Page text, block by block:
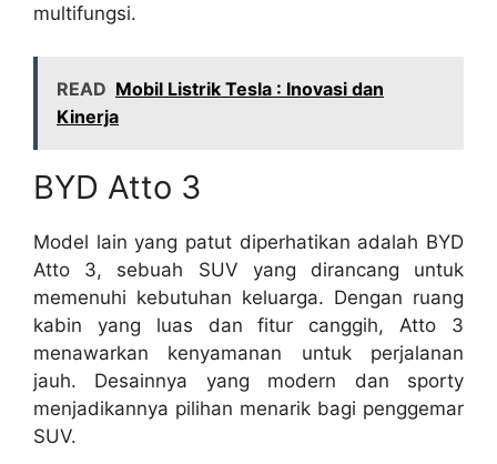
multifungsi.
READ Mobil Listrik Tesla : Inovasi dan
Kinerja
BYD Atto 3
Model lain yang patut diperhatikan adalah BYD
Atto 3, sebuah SUV yang dirancang untuk
memenuhi kebutuhan keluarga. Dengan ruang
kabin yang luas dan fitur canggih, Atto 3
menawarkan kenyamanan untuk perjalanan
jauh. Desainnya yang modern dan sporty
menjadikannya pilihan menarik bagi penggemar
SUV.